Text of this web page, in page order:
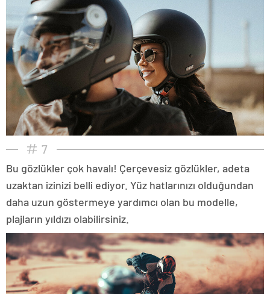
7
Bu gözlükler çok havalı! Çerçevesiz gözlükler, adeta
uzaktan izinizi belli ediyor. Yüz hatlarınızı olduğundan
daha uzun göstermeye yardımcı olan bu modelle,
plajların yıldızı olabilirsiniz.